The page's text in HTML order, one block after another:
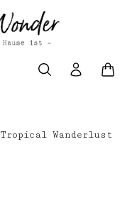
Tropical Wanderlust